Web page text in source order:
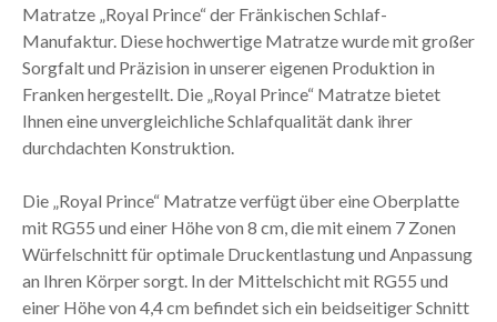
Matratze „Royal Prince“ der Fränkischen Schlaf-
Manufaktur. Diese hochwertige Matratze wurde mit großer
Sorgfalt und Präzision in unserer eigenen Produktion in
Franken hergestellt. Die „Royal Prince“ Matratze bietet
Ihnen eine unvergleichliche Schlafqualität dank ihrer
durchdachten Konstruktion.
Die „Royal Prince“ Matratze verfügt über eine Oberplatte
mit RG55 und einer Höhe von 8 cm, die mit einem 7 Zonen
Würfelschnitt für optimale Druckentlastung und Anpassung
an Ihren Körper sorgt. In der Mittelschicht mit RG55 und
einer Höhe von 4,4 cm befindet sich ein beidseitiger Schnitt